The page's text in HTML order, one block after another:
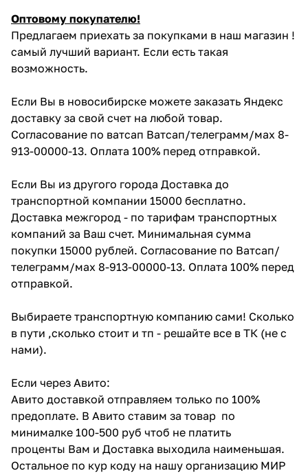
Оптовому покупателю!
Предлагаем приехать за покупками в наш магазин !
самый лучший вариант. Если есть такая
возможность.
Если Вы в новосибирске можете заказать Яндекс
доставку за свой счет на любой товар.
Согласование по ватсап Ватсап/телеграмм/мах 8-
913-00000-13. Оплата 100% перед отправкой.
Если Вы из другого города Доставка до
транспортной компании 15000 бесплатно.
Доставка межгород - по тарифам транспортных
компаний за Ваш счет. Минимальная сумма
покупки 15000 рублей. Согласование по Ватсап/
телеграмм/мах 8-913-00000-13. Оплата 100% перед
отправкой.
Выбираете транспортную компанию сами! Сколько
в пути ,сколько стоит и тп - решайте все в ТК (не с
нами).
Если через Авито:
Авито доставкой отправляем только по 100%
предоплате. В Авито ставим за товар по
минималке 100-500 руб чтоб не платить
проценты Вам и Доставка выходила наименьшая.
Остальное по кур коду на нашу организацию МИР